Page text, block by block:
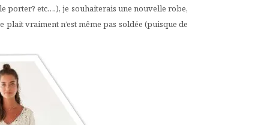
porter? etc….), je souhaiterais une nouvelle robe,
vraiment n’est même pas soldée (puisque de